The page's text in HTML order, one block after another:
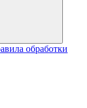
обработки